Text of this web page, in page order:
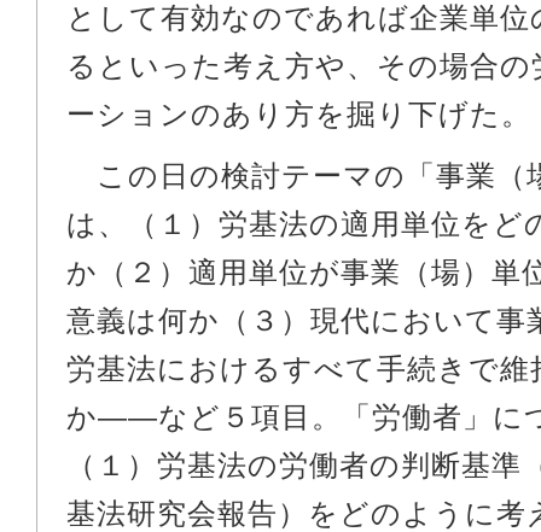
として有効なのであれば企業単
るといった考え方や、その場合
ーションのあり方を掘り下げた。
この日の検討テーマの「事業（
は、（１）労基法の適用単位をど
か（２）適用単位が事業（場）単
意義は何か（３）現代において事
労基法におけるすべて手続きで維
か――など５項目。「労働者」に
（１）労基法の労働者の判断基準
基法研究会報告）をどのように考